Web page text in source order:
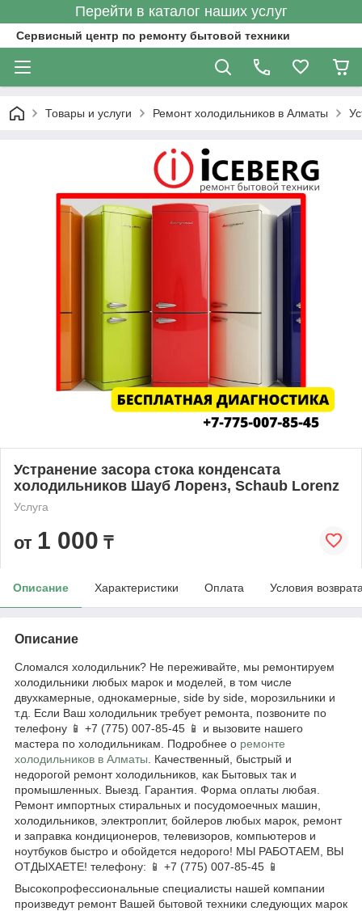
Перейти в каталог наших услуг
Сервисный центр по ремонту бытовой техники
Товары и услуги Ремонт холодильников в Алматы
Устранение засора стока конденсата
холодильников Шауб Лоренз, Schaub Lorenz
Услуга
от 1 000 ₸
Описание Характеристики Оплата Условия
Описание
Сломался холодильник? Не переживайте, мы ремонтируем
холодильники любых марок и моделей, в том числе
двухкамерные, однокамерные, side by side, морозильники и
т.д. Если Ваш холодильник требует ремонта, позвоните по
телефону 📱 +7 (775) 007-85-45 📱 и вызовите нашего
мастера по холодильникам. Подробнее о ремонте
холодильников в Алматы . Качественный, быстрый и
недорогой ремонт холодильников, как Бытовых так и
промышленных. Выезд. Гарантия. Форма оплаты любая.
Ремонт импортных стиральных и посудомоечных машин,
холодильников, электроплит, бойлеров любых марок, ремонт
и заправка кондиционеров, телевизоров, компьютеров и
ноутбуков быстро и обойдется недорого! МЫ РАБОТАЕМ, ВЫ
ОТДЫХАЕТЕ! телефону: 📱 +7 (775) 007-85-45 📱
Высокопрофессиональные специалисты нашей компании
произведут ремонт Вашей бытовой техники следующих марок